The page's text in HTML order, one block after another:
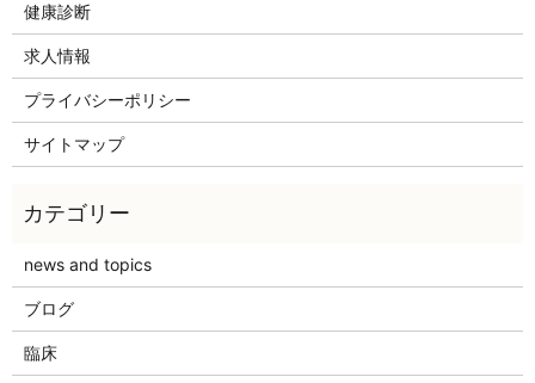
健康診断
求人情報
プライバシーポリシー
サイトマップ
news and topics
ブログ
臨床